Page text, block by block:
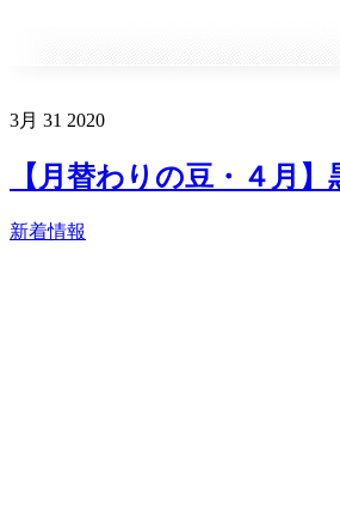
3月 31 2020
【月替わりの豆・４月
新着情報